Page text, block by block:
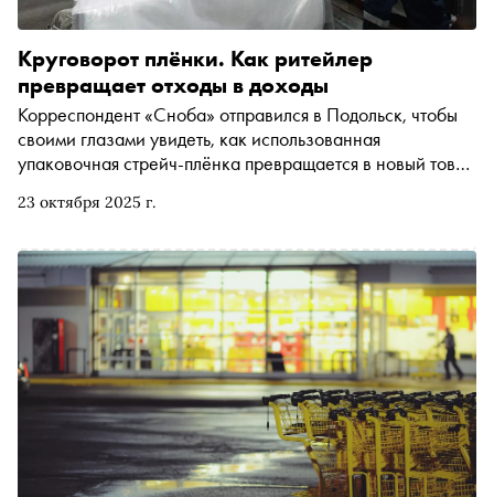
23 октября 2025 г.
Круговорот плёнки. Как ритейлер
превращает отходы в доходы
Корреспондент «Сноба» отправился в Подольск, чтобы
своими глазами увидеть, как использованная
упаковочная стрейч-плёнка превращается в новый товар
циклическая экономика в действии